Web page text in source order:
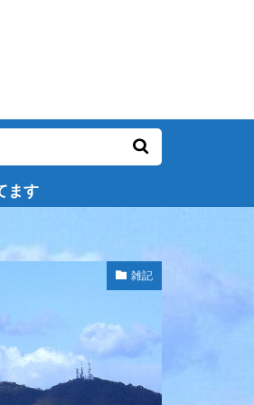
雑記